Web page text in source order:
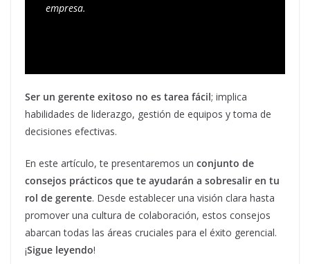
empresa.
Ser un gerente exitoso no es tarea fácil; implica
habilidades de liderazgo, gestión de equipos y toma de
decisiones efectivas.
En este artículo, te presentaremos un conjunto de
consejos prácticos que te ayudarán a sobresalir en tu
rol de gerente. Desde establecer una visión clara hasta
promover una cultura de colaboración, estos consejos
abarcan todas las áreas cruciales para el éxito gerencial.
¡Sigue leyendo!